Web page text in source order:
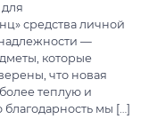
средства личной
—
которые
что новая
теплую и
мы […]